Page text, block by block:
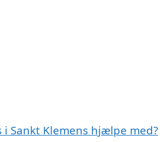
Sankt Klemens hjælpe med?